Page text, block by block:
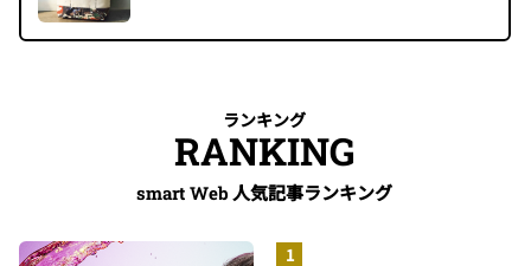
ランキング
RANKING
smart Web人気記事ランキング